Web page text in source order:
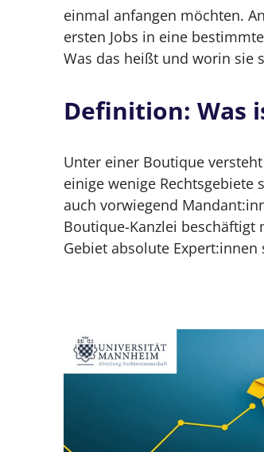
Die Position von
Spezialisierung als
Welche Mandant:innen
Wie ist das Gehalt in
Passt eine Boutique-
Du könntest dich in
Bewerbung in einer
Boutique-Kanzleien:
einmal anfangen möchten.
ersten Jobs in eine
Was das heißt und worin sie
Definition: Was
Unter einer Boutique
einige wenige Rechtsgebiete
auch vorwiegend
Boutique-Kanzlei beschäftigt
Gebiet absolute